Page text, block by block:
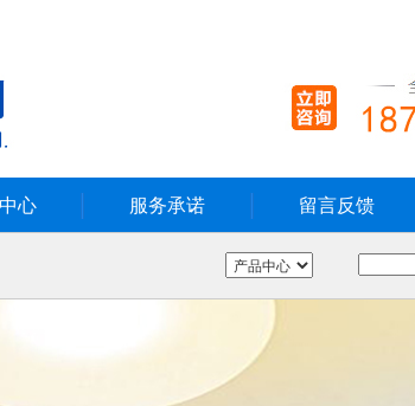
心 服务承诺 留言反馈